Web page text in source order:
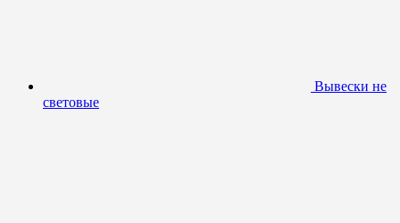
Вывески не
световые